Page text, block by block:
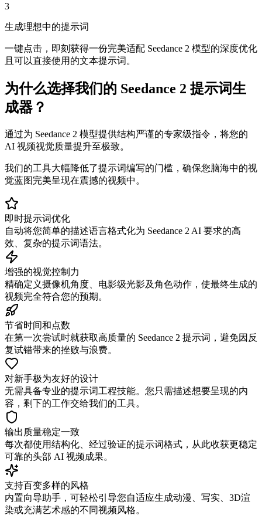
3
生成理想中的提示词
一键点击，即刻获得一份完美适配 Seedance 2 模型的深度优化
且可以直接使用的文本提示词。
为什么选择我们的 Seedance 2 提示词生
成器？
通过为 Seedance 2 模型提供结构严谨的专家级指令，将您的
AI 视频视觉质量提升至极致。
我们的工具大幅降低了提示词编写的门槛，确保您脑海中的视
觉蓝图完美呈现在震撼的视频中。
即时提示词优化
自动将您简单的描述语言格式化为 Seedance 2 AI 要求的高
效、复杂的提示词语法。
增强的视觉控制力
精确定义摄像机角度、电影级光影及角色动作，使最终生成的
视频完全符合您的预期。
节省时间和点数
在第一次尝试时就获取高质量的 Seedance 2 提示词，避免因反
复试错带来的挫败与浪费。
对新手极为友好的设计
无需具备专业的提示词工程技能。您只需描述想要呈现的内
容，剩下的工作交给我们的工具。
输出质量稳定一致
每次都使用结构化、经过验证的提示词格式，从此收获更稳定
可靠的头部 AI 视频成果。
支持百变多样的风格
内置向导助手，可轻松引导您自适应生成动漫、写实、3D渲
染或充满艺术感的不同视频风格。